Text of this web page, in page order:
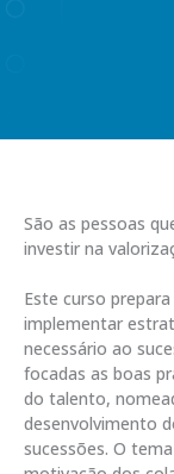
São as pessoas
investir na
Este curso
implementar
necessário ao
focadas as boas
do talento,
desenvolvimento
sucessões. O